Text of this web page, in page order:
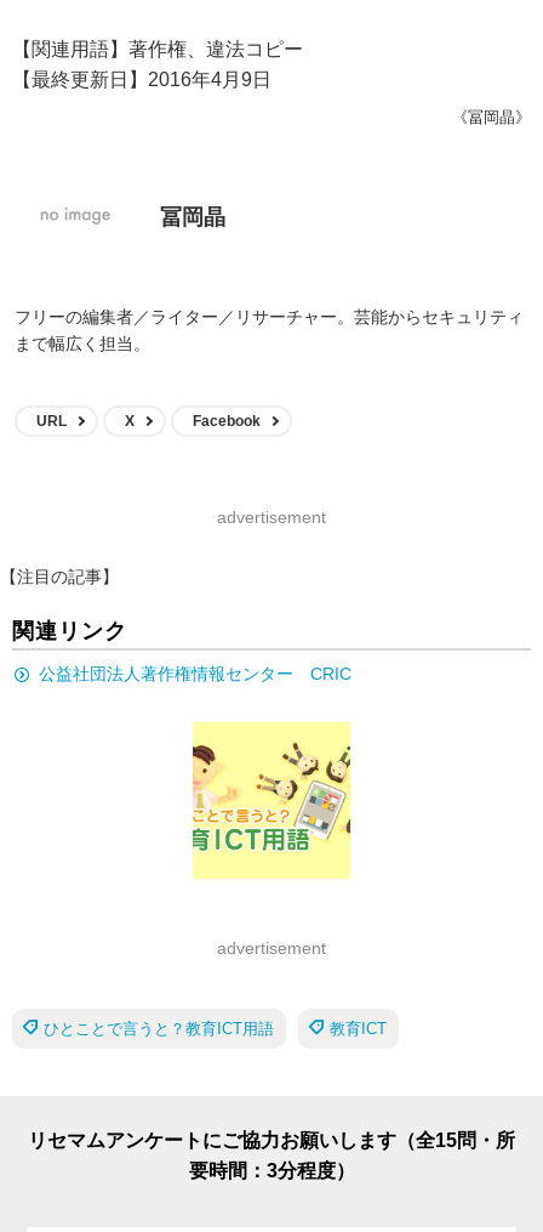
【関連用語】著作権、違法コピー
【最終更新日】2016年4月9日
《冨岡晶》
冨岡晶
フリーの編集者／ライター／リサーチャー。芸能からセキュリティ
まで幅広く担当。
URL X Facebook
advertisement
【注目の記事】
関連リンク
公益社団法人著作権情報センター CRIC
advertisement
ひとことで言うと？教育ICT用語 教育ICT
リセマムアンケートにご協力お願いします（全15問・所
要時間：3分程度）